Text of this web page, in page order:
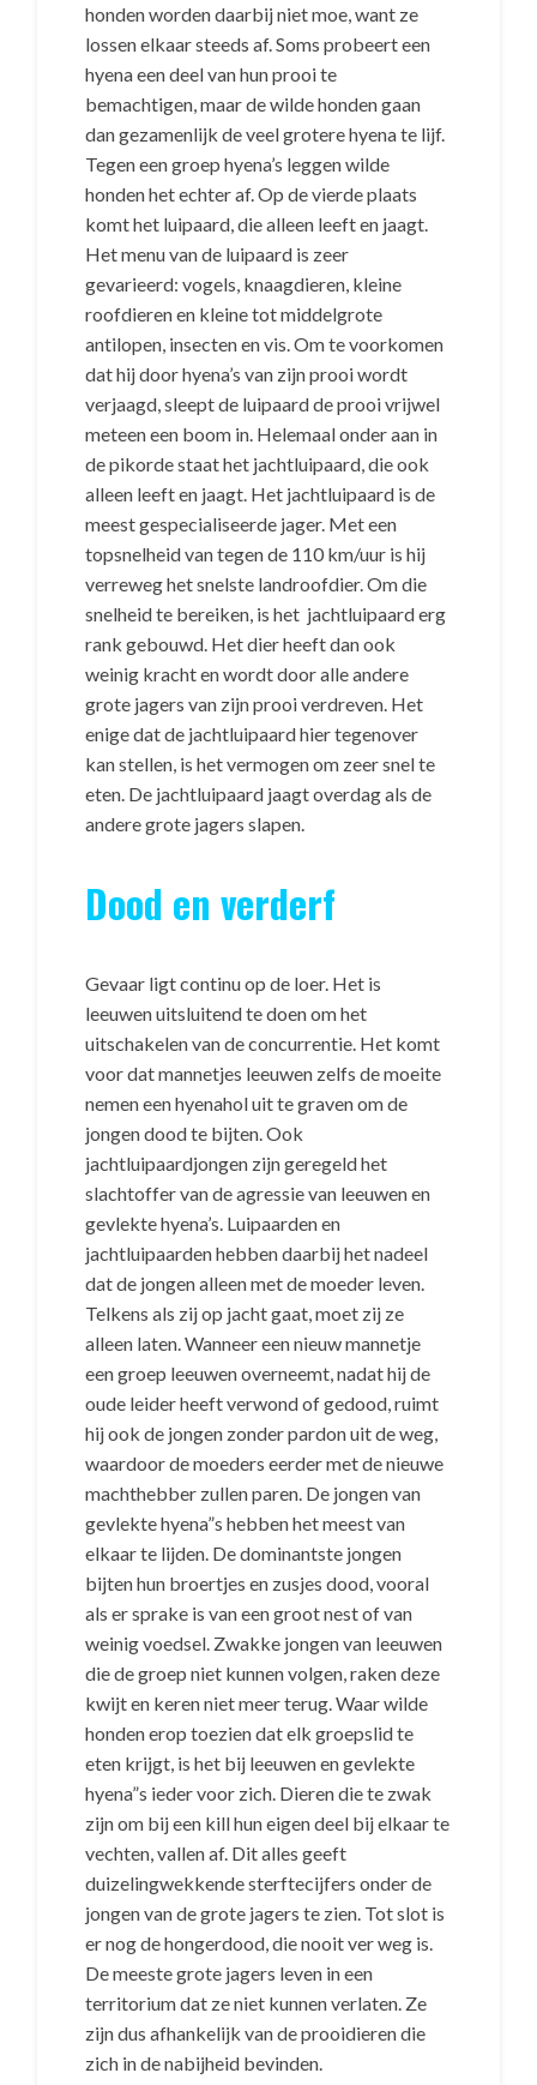
honden worden daarbij niet moe, want ze
lossen elkaar steeds af. Soms probeert een
hyena een deel van hun prooi te
bemachtigen, maar de wilde honden gaan
dan gezamenlijk de veel grotere hyena te lijf.
Tegen een groep hyena’s leggen wilde
honden het echter af. Op de vierde plaats
komt het luipaard, die alleen leeft en jaagt.
Het menu van de luipaard is zeer
gevarieerd: vogels, knaagdieren, kleine
roofdieren en kleine tot middelgrote
antilopen, insecten en vis. Om te voorkomen
dat hij door hyena’s van zijn prooi wordt
verjaagd, sleept de luipaard de prooi vrijwel
meteen een boom in. Helemaal onder aan in
de pikorde staat het jachtluipaard, die ook
alleen leeft en jaagt. Het jachtluipaard is de
meest gespecialiseerde jager. Met een
topsnelheid van tegen de 110 km/uur is hij
verreweg het snelste landroofdier. Om die
snelheid te bereiken, is het jachtluipaard erg
rank gebouwd. Het dier heeft dan ook
weinig kracht en wordt door alle andere
grote jagers van zijn prooi verdreven. Het
enige dat de jachtluipaard hier tegenover
kan stellen, is het vermogen om zeer snel te
eten. De jachtluipaard jaagt overdag als de
andere grote jagers slapen.
Dood en verderf
Gevaar ligt continu op de loer. Het is
leeuwen uitsluitend te doen om het
uitschakelen van de concurrentie. Het komt
voor dat mannetjes leeuwen zelfs de moeite
nemen een hyenahol uit te graven om de
jongen dood te bijten. Ook
jachtluipaardjongen zijn geregeld het
slachtoffer van de agressie van leeuwen en
gevlekte hyena’s. Luipaarden en
jachtluipaarden hebben daarbij het nadeel
dat de jongen alleen met de moeder leven.
Telkens als zij op jacht gaat, moet zij ze
alleen laten. Wanneer een nieuw mannetje
een groep leeuwen overneemt, nadat hij de
oude leider heeft verwond of gedood, ruimt
hij ook de jongen zonder pardon uit de weg,
waardoor de moeders eerder met de nieuwe
machthebber zullen paren. De jongen van
gevlekte hyena”s hebben het meest van
elkaar te lijden. De dominantste jongen
bijten hun broertjes en zusjes dood, vooral
als er sprake is van een groot nest of van
weinig voedsel. Zwakke jongen van leeuwen
die de groep niet kunnen volgen, raken deze
kwijt en keren niet meer terug. Waar wilde
honden erop toezien dat elk groepslid te
eten krijgt, is het bij leeuwen en gevlekte
hyena”s ieder voor zich. Dieren die te zwak
zijn om bij een kill hun eigen deel bij elkaar te
vechten, vallen af. Dit alles geeft
duizelingwekkende sterftecijfers onder de
jongen van de grote jagers te zien. Tot slot is
er nog de hongerdood, die nooit ver weg is.
De meeste grote jagers leven in een
territorium dat ze niet kunnen verlaten. Ze
zijn dus afhankelijk van de prooidieren die
zich in de nabijheid bevinden.